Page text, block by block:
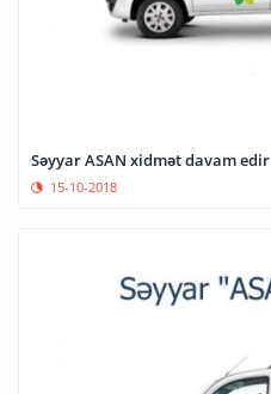
Səyyar ASAN xidmət davam edir
15-10-2018